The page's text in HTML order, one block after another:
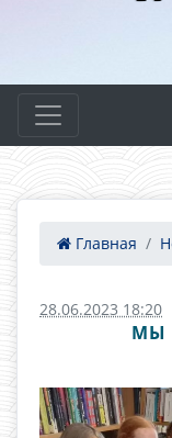
Главная
28.06.2023 18:20
МЫ